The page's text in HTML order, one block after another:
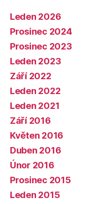
Leden 2026
Prosinec 2024
Prosinec 2023
Leden 2023
Září 2022
Leden 2022
Leden 2021
Září 2016
Květen 2016
Duben 2016
Únor 2016
Prosinec 2015
Leden 2015